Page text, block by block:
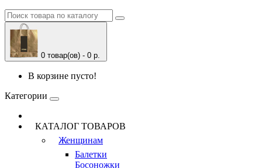
0 товар(ов) - 0 р.
В корзине пусто!
Категории
КАТАЛОГ ТОВАРОВ
Женщинам
Балетки
Босоножки